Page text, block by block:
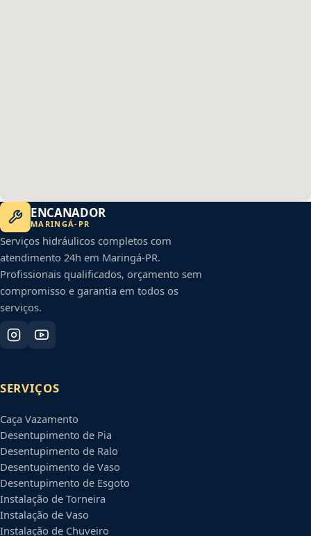
ENCANADOR
MARINGÁ- PR
Serviços hidráulicos completos com
atendimento 24h em Maringá-PR.
Profissionais qualificados, orçamento sem
compromisso e garantia em todos os
serviços.
SERVIÇOS
Caça Vazamento
Desentupimento de Pia
Desentupimento de Ralo
Desentupimento de Vaso
Desentupimento de Esgoto
Instalação de Torneira
Instalação de Vaso
Instalação de Chuveiro